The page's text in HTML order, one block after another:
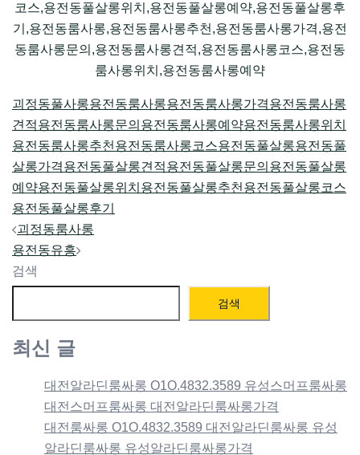
코스,용전동풀살롱위치,용전동풀살롱예약,용전동풀살롱후
기,용전동룸사롱,용전동룸사롱추천,용전동룸사롱가격,용전
동룸사롱문의,용전동룸사롱견적,용전동룸사롱코스,용전동
룸사롱위치,용전동룸사롱예약
괴정동풀사롱용전동룸사롱용전동룸사롱가격용전동룸사롱
견적용전동룸사롱문의 용전동룸사롱예약용전동룸사롱위치
용전동룸사롱추천 용전동룸사롱코스용전동풀살롱용전동풀
살롱가격용전동풀살롱견적용전동풀살롱문의 용전동풀살롱
예약용전동풀살롱위치 용전동풀살롱추천 용전동풀살롱코스
용전동풀살롱후기
Post
navigation
괴정동룸사롱
용전동유흥
검색
검색
최신 글
대전알라딘룸싸롱 O1O.4832.3589 유성스머프룸싸롱
대전스머프룸싸롱 대전알라딘룸싸롱가격
대전룸싸롱 O1O.4832.3589 대전알라딘룸싸롱 유성
알라딘룸싸롱 유성알라딘룸싸롱가격